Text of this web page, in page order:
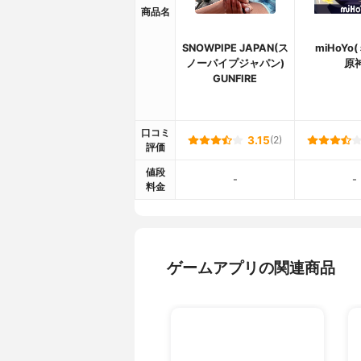
商品名
SNOWPIPE JAPAN(ス
ノーパイプジャパン)
GUNFIRE
miHoYo(
原
口コミ
評価
3.15(2)
値段
料金
- -
ゲームアプリの関連商品